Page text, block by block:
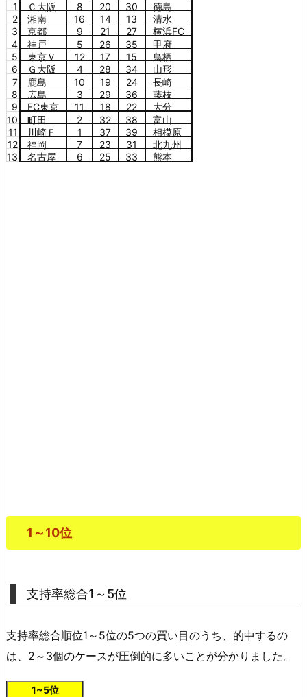
1 Ｃ大阪 8 20 30
徳島
2
湘南 16 14 13
清水
3
京都 9 21 27
横浜FC
4
神戸 5 26 35
甲府
5
東京Ｖ 12 17 15
鳥栖
6
Ｇ大阪 4 28 34
山形
7
鹿島 10 19 24
長崎
8
広島 3 29 36
藤枝
9
FC東京 11 18 22
大分
10
町田 2 32 38
富山
11
川崎Ｆ 1 37 39
相模原
12
福岡 7 23 31
北九州
13
名古屋 6 25 33 熊本
1～10位
支持率総合1～5位
支持率総合順位1～5位の5つの買い目のうち、的中するの
は、2～3個のケースが圧倒的に多いことが分かりました。
1~5位